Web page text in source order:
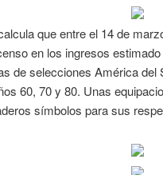
que entre el 14 de
en los ingresos
de selecciones América del
60, 70 y 80. Unas
símbolos para sus